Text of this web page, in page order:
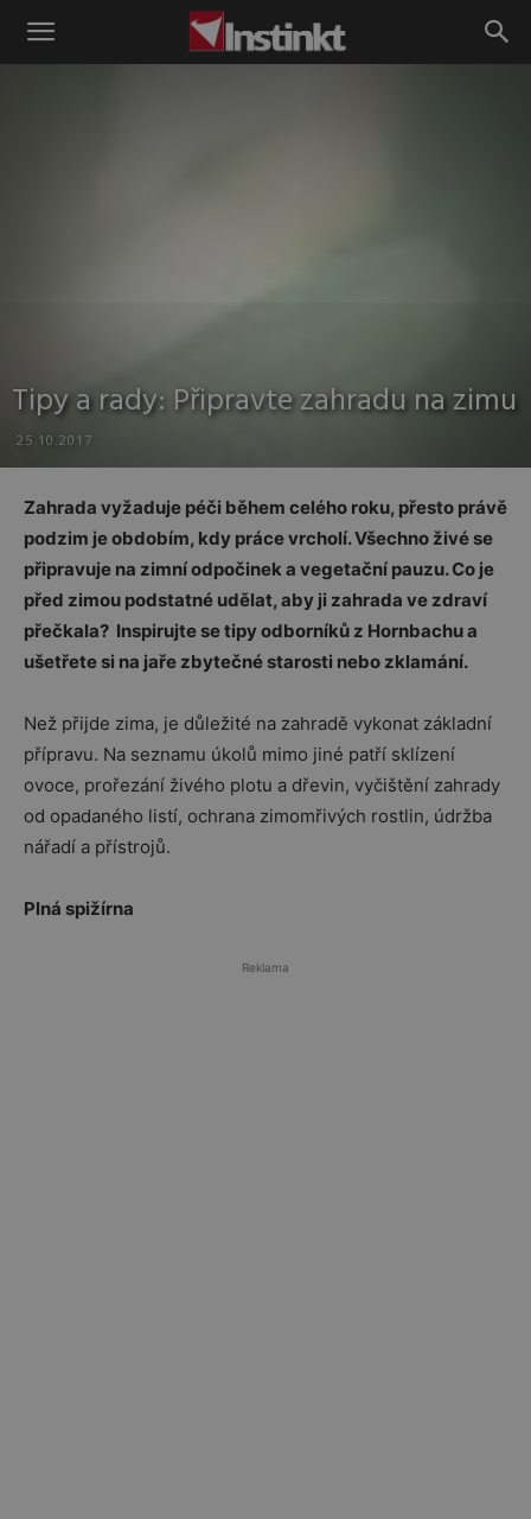
Instinkt
Tipy a rady: Připravte zahradu na zimu
25.10.2017
Zahrada vyžaduje péči během celého roku, přesto právě
podzim je obdobím, kdy práce vrcholí. Všechno živé se
připravuje na zimní odpočinek a vegetační pauzu. Co je
před zimou podstatné udělat, aby ji zahrada ve zdraví
přečkala? Inspirujte se tipy odborníků z Hornbachu a
ušetřete si na jaře zbytečné starosti nebo zklamání.
Než přijde zima, je důležité na zahradě vykonat základní
přípravu. Na seznamu úkolů mimo jiné patří sklízení
ovoce, prořezání živého plotu a dřevin, vyčištění zahrady
od opadaného listí, ochrana zimomřivých rostlin, údržba
nářadí a přístrojů.
Plná spižírna
Reklama